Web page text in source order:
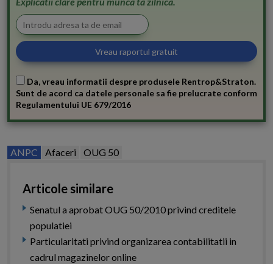
Da, vreau informatii despre produsele Rentrop&Straton.
Sunt de acord ca datele personale sa fie prelucrate conform
Regulamentului UE 679/2016
ANPC Afaceri OUG 50
Articole similare
Senatul a aprobat OUG 50/2010 privind creditele
populatiei
Particularitati privind organizarea contabilitatii in
cadrul magazinelor online